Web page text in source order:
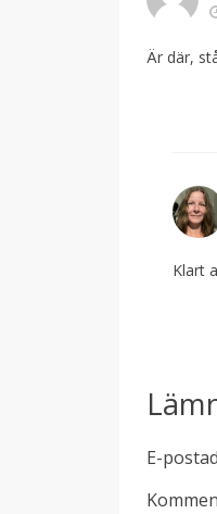
Är där,
Klart
E-